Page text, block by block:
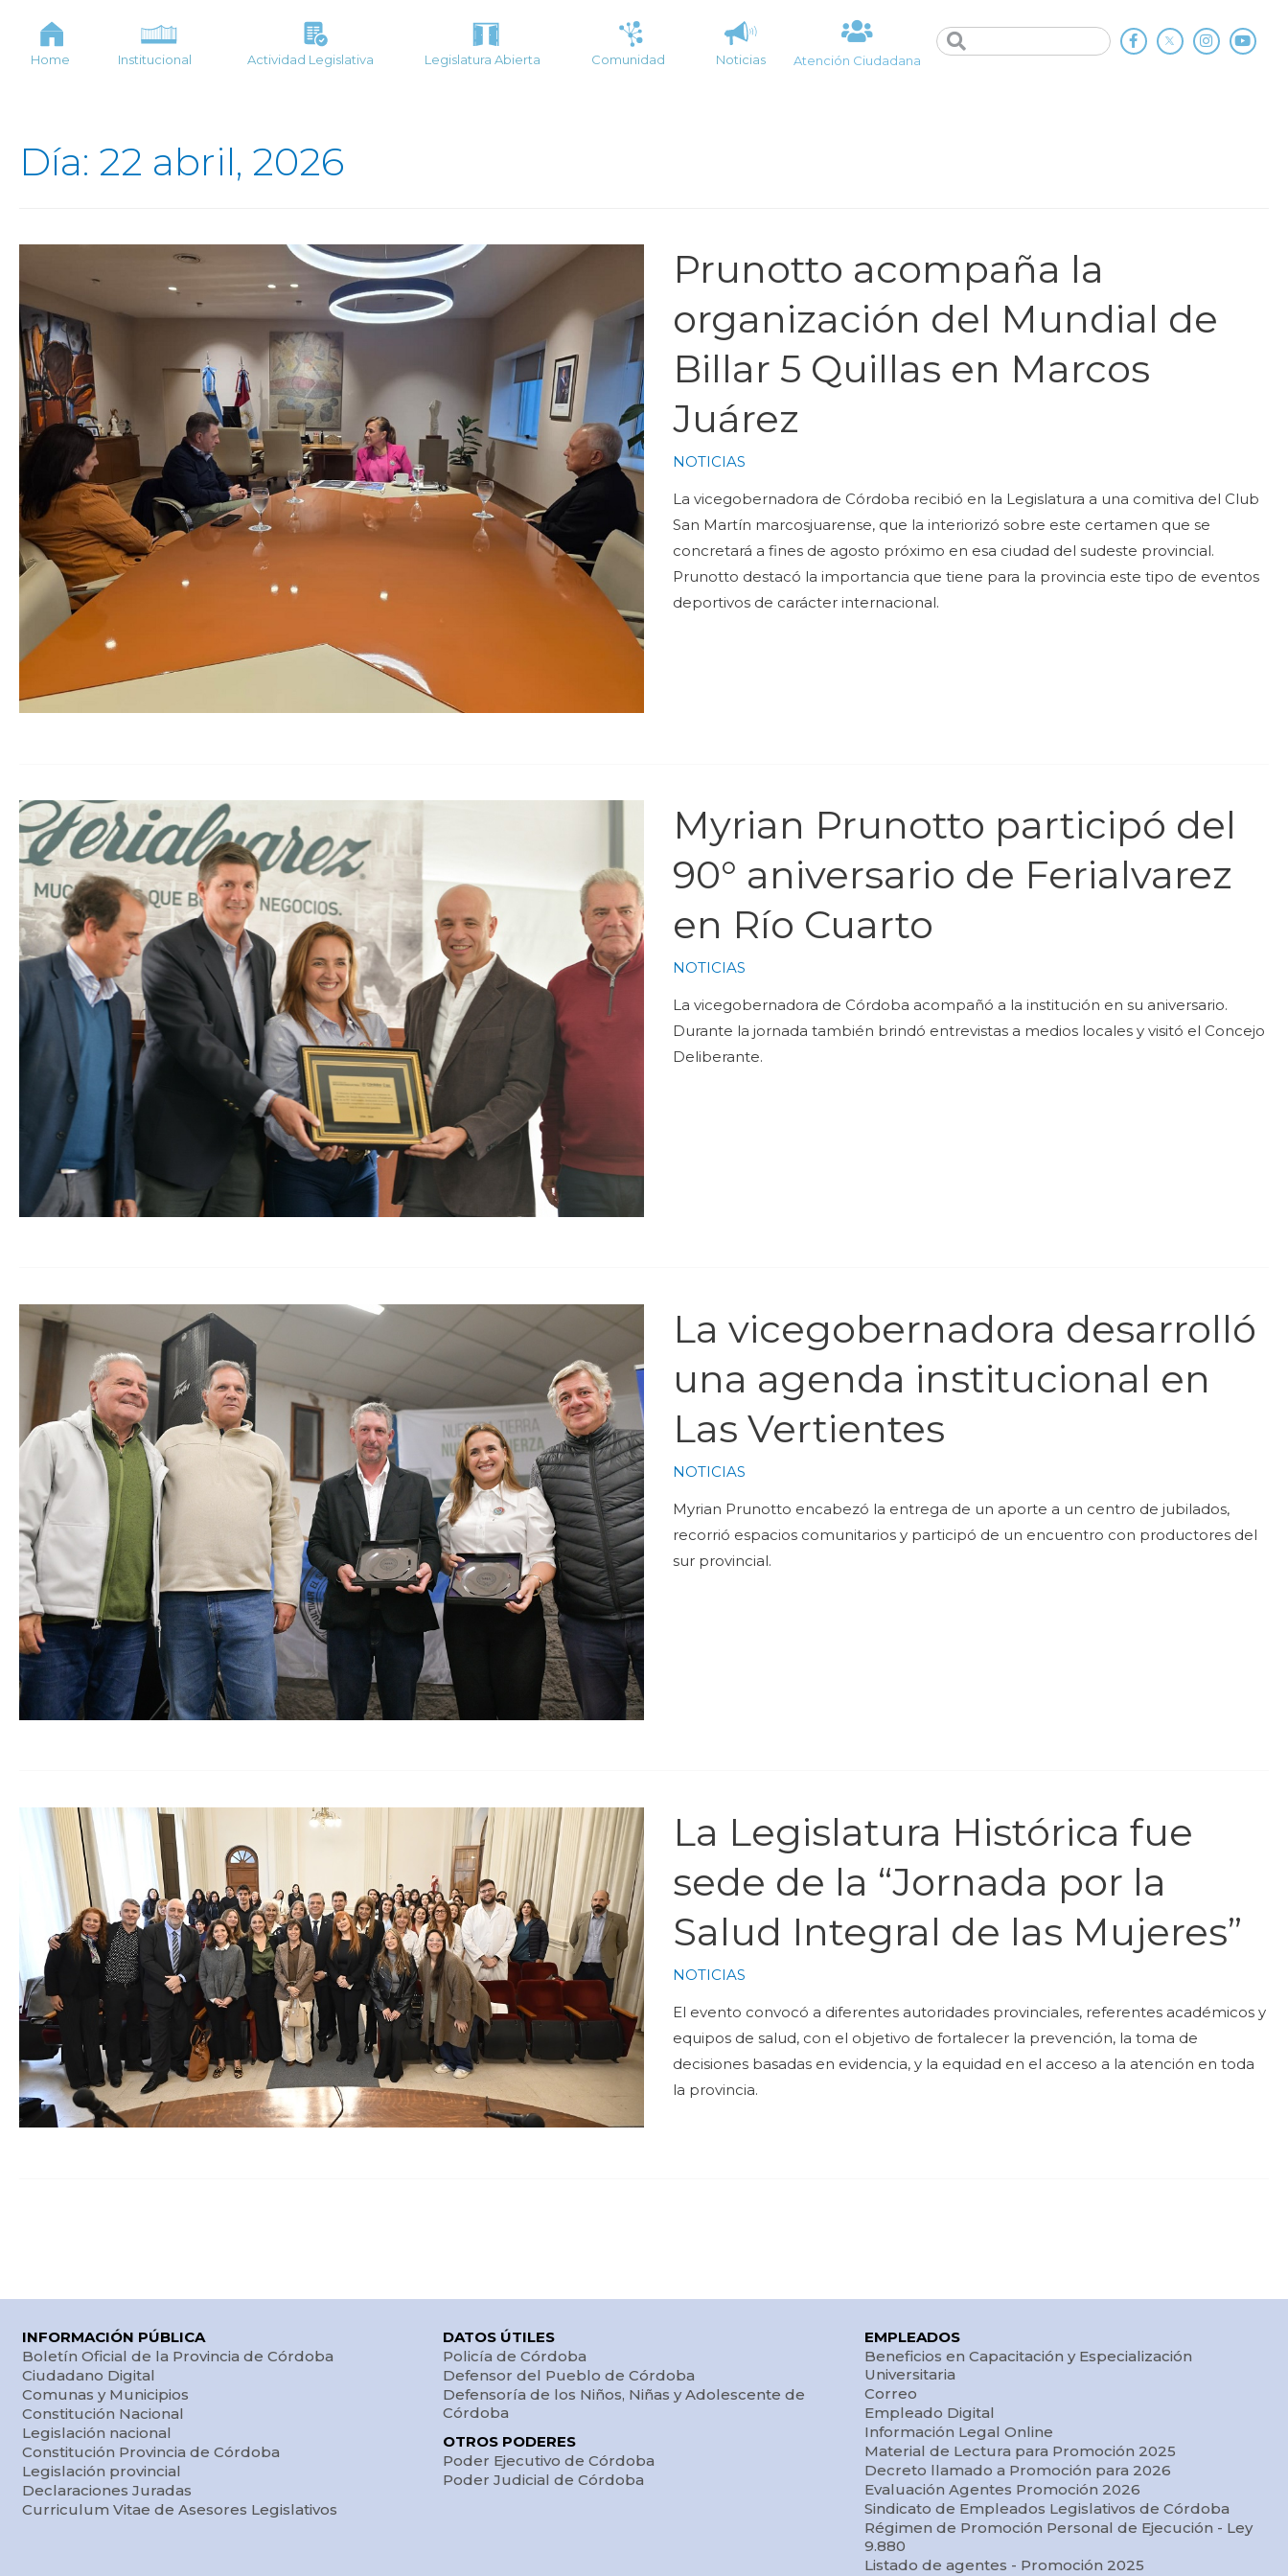
Home Institucional Actividad Legislativa Legislatura Abierta Comunidad Noticias Atención Ciudadana
Día: 22 abril, 2026
Prunotto acompaña la
organización del Mundial de
Billar 5 Quillas en Marcos
Juárez
NOTICIAS
La vicegobernadora de Córdoba recibió en la Legislatura a una comitiva del Club
San Martín marcosjuarense, que la interiorizó sobre este certamen que se
concretará a fines de agosto próximo en esa ciudad del sudeste provincial.
Prunotto destacó la importancia que tiene para la provincia este tipo de eventos
deportivos de carácter internacional.
Myrian Prunotto participó del
90° aniversario de Ferialvarez
en Río Cuarto
NOTICIAS
La vicegobernadora de Córdoba acompañó a la institución en su aniversario.
Durante la jornada también brindó entrevistas a medios locales y visitó el Concejo
Deliberante.
La vicegobernadora desarrolló
una agenda institucional en
Las Vertientes
NOTICIAS
Myrian Prunotto encabezó la entrega de un aporte a un centro de jubilados,
recorrió espacios comunitarios y participó de un encuentro con productores del
sur provincial.
La Legislatura Histórica fue
sede de la “Jornada por la
Salud Integral de las Mujeres”
NOTICIAS
El evento convocó a diferentes autoridades provinciales, referentes académicos y
equipos de salud, con el objetivo de fortalecer la prevención, la toma de
decisiones basadas en evidencia, y la equidad en el acceso a la atención en toda
la provincia.
INFORMACIÓN PÚBLICA
Boletín Oficial de la Provincia de Córdoba
Ciudadano Digital
Comunas y Municipios
Constitución Nacional
Legislación nacional
Constitución Provincia de Córdoba
Legislación provincial
Declaraciones Juradas
Curriculum Vitae de Asesores Legislativos
DATOS ÚTILES
Policía de Córdoba
Defensor del Pueblo de Córdoba
Defensoría de los Niños, Niñas y Adolescente de
Córdoba
OTROS PODERES
Poder Ejecutivo de Córdoba
Poder Judicial de Córdoba
EMPLEADOS
Beneficios en Capacitación y Especialización
Universitaria
Correo
Empleado Digital
Información Legal Online
Material de Lectura para Promoción 2025
Decreto llamado a Promoción para 2026
Evaluación Agentes Promoción 2026
Sindicato de Empleados Legislativos de Córdoba
Régimen de Promoción Personal de Ejecución - Ley
9.880
Listado de agentes - Promoción 2025